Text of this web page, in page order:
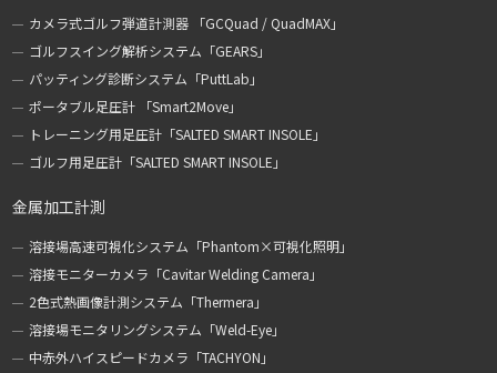
カメラ式ゴルフ弾道計測器 「GCQuad / QuadMAX」
ゴルフスイング解析システム「GEARS」
パッティング診断システム「PuttLab」
ポータブル足圧計 「Smart2Move」
トレーニング用足圧計「SALTED SMART INSOLE」
ゴルフ用足圧計「SALTED SMART INSOLE」
金属加工計測
溶接場高速可視化システム「Phantom×可視化照明」
溶接モニターカメラ「Cavitar Welding Camera」
2色式熱画像計測システム「Thermera」
溶接場モニタリングシステム「Weld-Eye」
中赤外ハイスピードカメラ「TACHYON」